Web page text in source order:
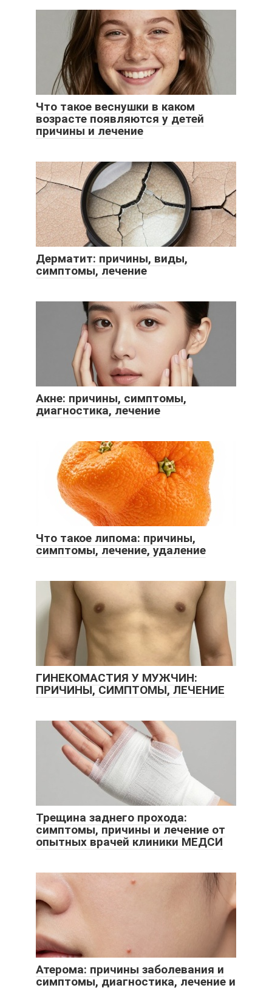
Что такое веснушки в каком
возрасте появляются у детей
причины и лечение
Дерматит: причины, виды,
симптомы, лечение
Акне: причины, симптомы,
диагностика, лечение
Что такое липома: причины,
симптомы, лечение, удаление
ГИНЕКОМАСТИЯ У МУЖЧИН:
ПРИЧИНЫ, СИМПТОМЫ, ЛЕЧЕНИЕ
Трещина заднего прохода:
симптомы, причины и лечение от
опытных врачей клиники МЕДСИ
Атерома: причины заболевания и
симптомы, диагностика, лечение и